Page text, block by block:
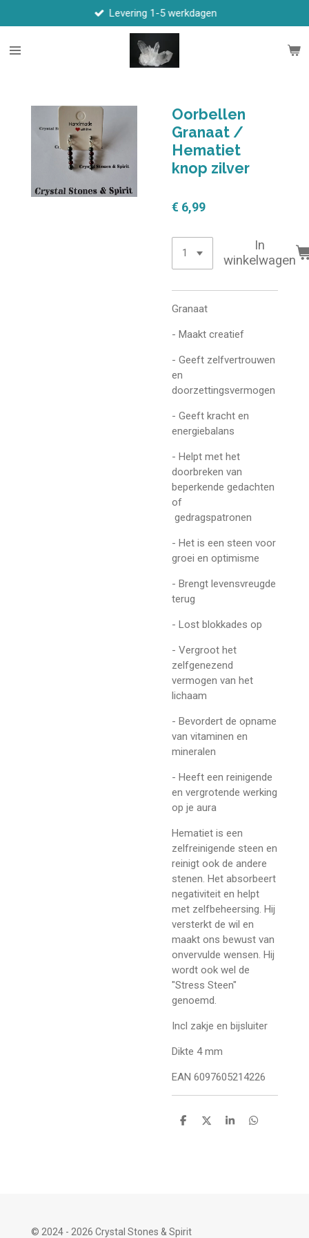
direct
naar
Levering 1-5 werkdagen
Oorbellen
Granaat /
Hematiet
knop zilver
€ 6,99
In
winkelwagen
Granaat
- Maakt creatief
- Geeft zelfvertrouwen
en
doorzettingsvermogen
- Geeft kracht en
energiebalans
- Helpt met het
doorbreken van
beperkende gedachten
of
gedragspatronen
- Het is een steen voor
groei en optimisme
- Brengt levensvreugde
terug
- Lost blokkades op
- Vergroot het
zelfgenezend
vermogen van het
lichaam
- Bevordert de opname
van vitaminen en
mineralen
- Heeft een reinigende
en vergrotende werking
op je aura
Hematiet is een
zelfreinigende steen en
reinigt ook de andere
stenen. Het absorbeert
negativiteit en helpt
met zelfbeheersing. Hij
versterkt de wil en
maakt ons bewust van
onvervulde wensen. Hij
wordt ook wel de
"Stress Steen"
genoemd.
Incl zakje en bijsluiter
Dikte 4 mm
EAN 6097605214226
D
D
S
D
© 2024 - 2026 Crystal Stones & Spirit